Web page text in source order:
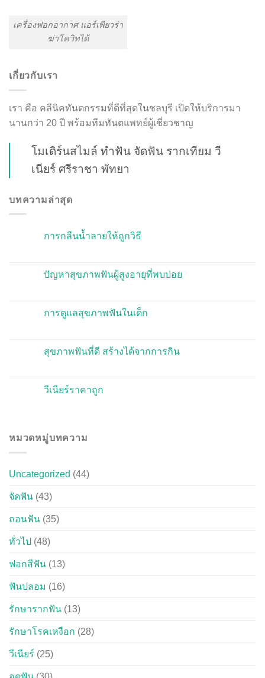
เครื่องฟอกอากาศ แอร์เพียวร่า
ฆ่าโควิทได้
เกี่ยวกับเรา
เรา คือ คลีนิคทันตกรรมที่ดีที่สุดในชลบุรี เปิดให้บริการมา
นานกว่า 20 ปี พร้อมทีมทันตแพทย์ผู้เชี่ยวชาญ
โมเดิร์นสไมล์ ทำฟัน จัดฟัน รากเทียม วี
เนียร์ ศรีราชา พัทยา
บทความล่าสุด
การกลืนน้ำลายให้ถูกวิธี
ปัญหาสุขภาพฟันผู้สูงอายุที่พบบ่อย
การดูแลสุขภาพฟันในเด็ก
สุขภาพฟันที่ดี สร้างได้จากการกิน
วีเนียร์ราคาถูก
หมวดหมู่บทความ
Uncategorized (44)
จัดฟัน (43)
ถอนฟัน (35)
ทั่วไป (48)
ฟอกสีฟัน (13)
ฟันปลอม (16)
รักษารากฟัน (13)
รักษาโรคเหงือก (28)
วีเนียร์ (25)